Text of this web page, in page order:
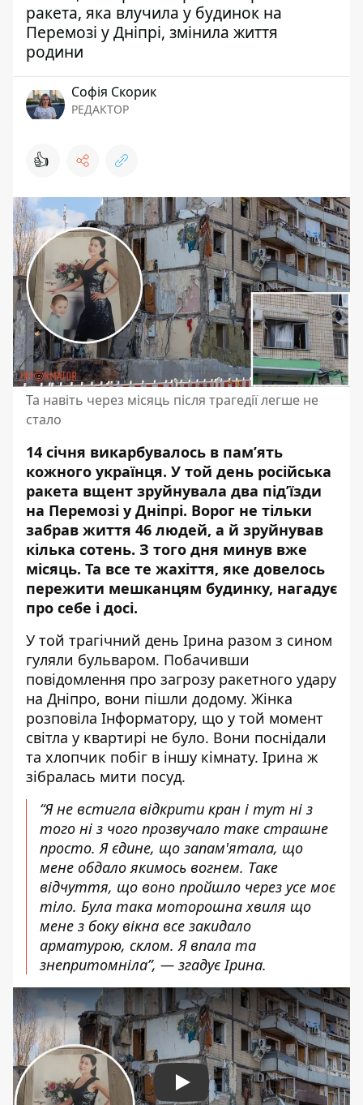
ракета, яка влучила у будинок на
Перемозі у Дніпрі, змінила життя
родини
Софія Скорик
РЕДАКТОР
👍
Та навіть через місяць після трагедії легше не
стало
14 січня викарбувалось в пам’ять
кожного українця. У той день російська
ракета вщент зруйнувала два під’їзди
на Перемозі у Дніпрі. Ворог не тільки
забрав життя 46 людей, а й зруйнував
кілька сотень. З того дня минув вже
місяць. Та все те жахіття, яке довелось
пережити мешканцям будинку, нагадує
про себе і досі.
У той трагічний день Ірина разом з сином
гуляли бульваром. Побачивши
повідомлення про загрозу ракетного удару
на Дніпро, вони пішли додому. Жінка
розповіла Інформатору, що у той момент
світла у квартирі не було. Вони поснідали
та хлопчик побіг в іншу кімнату. Ірина ж
зібралась мити посуд.
“Я не встигла відкрити кран і тут ні з
того ні з чого прозвучало таке страшне
просто. Я єдине, що запам'ятала, що
мене обдало якимось вогнем. Таке
відчуття, що воно пройшло через усе моє
тіло. Була така моторошна хвиля що
мене з боку вікна все закидало
арматурою, склом. Я впала та
знепритомніла”, — згадує Ірина.
Play